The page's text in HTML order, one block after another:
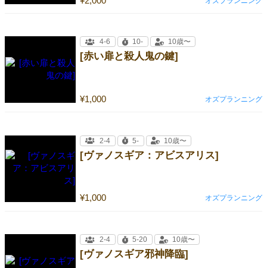
[赤い扉と殺人鬼の鍵]
¥1,000
4-6 10- 10歳〜
オズプランニング
[ヴァノスギア：アビスアリス]
¥1,000
2-4 5- 10歳〜
オズプランニング
[ヴァノスギア邪神降臨]
2-4 5-20 10歳〜